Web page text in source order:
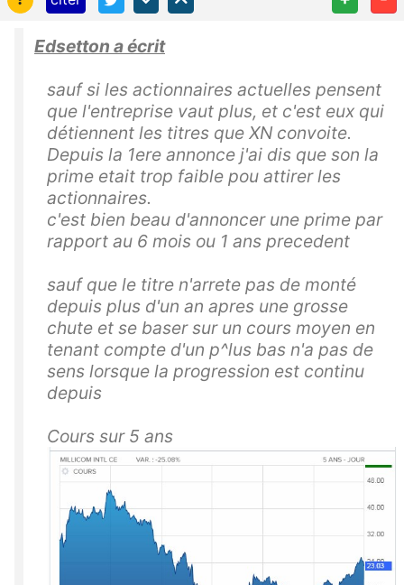
Edsetton a écrit
sauf si les actionnaires actuelles pensent
que l'entreprise vaut plus, et c'est eux qui
détiennent les titres que XN convoite.
Depuis la 1ere annonce j'ai dis que son la
prime etait trop faible pou attirer les
actionnaires.
c'est bien beau d'annoncer une prime par
rapport au 6 mois ou 1 ans precedent
sauf que le titre n'arrete pas de monté
depuis plus d'un an apres une grosse
chute et se baser sur un cours moyen en
tenant compte d'un p^lus bas n'a pas de
sens lorsque la progression est continu
depuis
Cours sur 5 ans